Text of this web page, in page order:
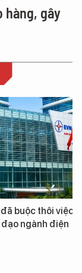
hàng, gây
dự án bất động
Nẵng sắp bị kiểm